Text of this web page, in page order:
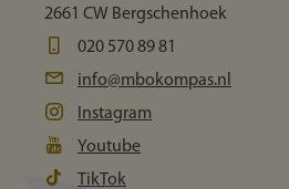
2661 CW Bergschenhoek
020 570 89 81
info@mbokompas.nl
Instagram
Youtube
TikTok